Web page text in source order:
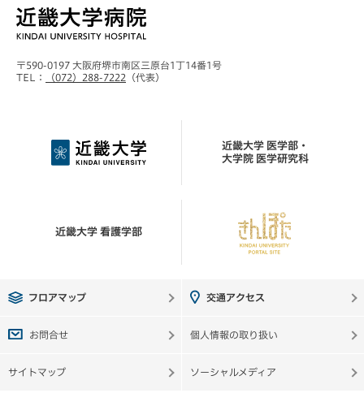
〒590-0197 大阪府堺市南区三原台1丁14番1号
TEL：
（072）288-7222 （代表）
フロアマップ 交通アクセス
お問合せ 個人情報の取り扱い
サイトマップ ソーシャルメディア
近畿大学 医学部・
大学院 医学研究科
近畿大学 看護学部